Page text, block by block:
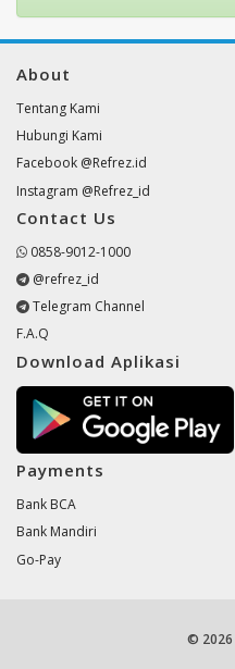
About
Tentang Kami
Hubungi Kami
Facebook @Refrez.id
Instagram @Refrez_id
Contact Us
0858-9012-1000
@refrez_id
Telegram Channel
F.A.Q
Download Aplikasi
Payments
Bank BCA
Bank Mandiri
Go-Pay
© 2026